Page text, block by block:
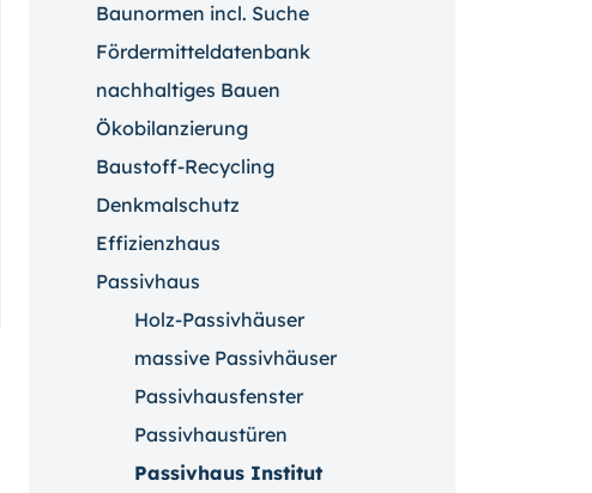
Baunormen incl. Suche
Fördermitteldatenbank
nachhaltiges Bauen
Ökobilanzierung
Baustoff-Recycling
Denkmalschutz
Effizienzhaus
Passivhaus
Holz-Passivhäuser
massive Passivhäuser
Passivhausfenster
Passivhaustüren
Passivhaus Institut